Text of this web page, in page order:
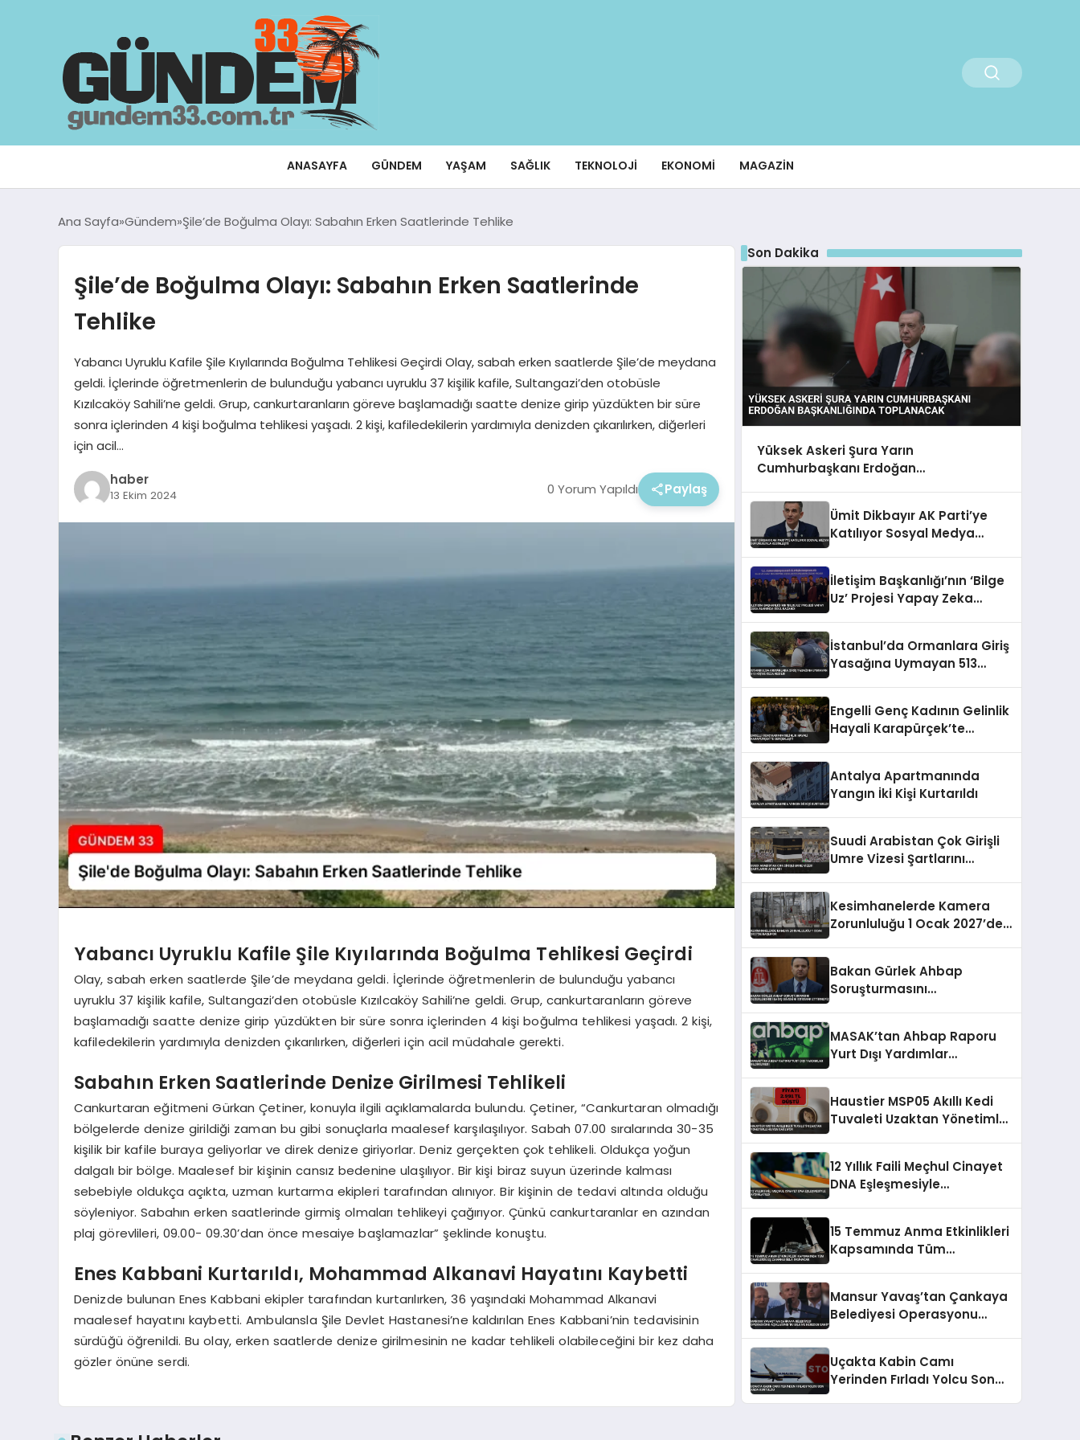
ANASAYFA GÜNDEM YAŞAM SAĞLIK TEKNOLOJI EKONOMI MAGAZIN
Ana Sayfa Gündem Şile’de Boğulma Olayı: Sabahın Erken Saatlerinde Tehlike
Şile’de Boğulma Olayı: Sabahın Erken Saatlerinde
Tehlike
Yabancı Uyruklu Kafile Şile Kıyılarında Boğulma Tehlikesi Geçirdi Olay, sabah erken saatlerde Şile’de meydana
geldi. İçlerinde öğretmenlerin de bulunduğu yabancı uyruklu 37 kişilik kafile, Sultangazi’den otobüsle
Kızılcaköy Sahili’ne geldi. Grup, cankurtaranların göreve başlamadığı saatte denize girip yüzdükten bir süre
sonra içlerinden 4 kişi boğulma tehlikesi yaşadı. 2 kişi, kafiledekilerin yardımıyla denizden çıkarılırken, diğerleri
için acil…
haber
13 Ekim 2024 0 Yorum Yapıldı Paylaş
Yabancı Uyruklu Kafile Şile Kıyılarında Boğulma Tehlikesi Geçirdi
Olay, sabah erken saatlerde Şile’de meydana geldi. İçlerinde öğretmenlerin de bulunduğu yabancı
uyruklu 37 kişilik kafile, Sultangazi’den otobüsle Kızılcaköy Sahili’ne geldi. Grup, cankurtaranların göreve
başlamadığı saatte denize girip yüzdükten bir süre sonra içlerinden 4 kişi boğulma tehlikesi yaşadı. 2 kişi,
kafiledekilerin yardımıyla denizden çıkarılırken, diğerleri için acil müdahale gerekti.
Sabahın Erken Saatlerinde Denize Girilmesi Tehlikeli
Cankurtaran eğitmeni Gürkan Çetiner, konuyla ilgili açıklamalarda bulundu. Çetiner, “Cankurtaran olmadığı
bölgelerde denize girildiği zaman bu gibi sonuçlarla maalesef karşılaşılıyor. Sabah 07.00 sıralarında 30-35
kişilik bir kafile buraya geliyorlar ve direk denize giriyorlar. Deniz gerçekten çok tehlikeli. Oldukça yoğun
dalgalı bir bölge. Maalesef bir kişinin cansız bedenine ulaşılıyor. Bir kişi biraz suyun üzerinde kalması
sebebiyle oldukça açıkta, uzman kurtarma ekipleri tarafından alınıyor. Bir kişinin de tedavi altında olduğu
söyleniyor. Sabahın erken saatlerinde girmiş olmaları tehlikeyi çağırıyor. Çünkü cankurtaranlar en azından
plaj görevlileri, 09.00- 09.30’dan önce mesaiye başlamazlar” şeklinde konuştu.
Enes Kabbani Kurtarıldı, Mohammad Alkanavi Hayatını Kaybetti
Denizde bulunan Enes Kabbani ekipler tarafından kurtarılırken, 36 yaşındaki Mohammad Alkanavi
maalesef hayatını kaybetti. Ambulansla Şile Devlet Hastanesi’ne kaldırılan Enes Kabbani’nin tedavisinin
sürdüğü öğrenildi. Bu olay, erken saatlerde denize girilmesinin ne kadar tehlikeli olabileceğini bir kez daha
gözler önüne serdi.
Son Dakika
Yüksek Askeri Şura Yarın
Cumhurbaşkanı Erdoğan
Ümit Dikbayır AK Parti’ye
Katılıyor Sosyal Medya
İletişim Başkanlığı’nın ‘Bilge
Uz’ Projesi Yapay Zeka
İstanbul’da Ormanlara Giriş
Yasağına Uymayan 513
Engelli Genç Kadının Gelinlik
Hayali Karapürçek’te
Antalya Apartmanında
Yangın İki Kişi Kurtarıldı
Suudi Arabistan Çok Girişli
Umre Vizesi Şartlarını
Kesimhanelerde Kamera
Zorunluluğu 1 Ocak 2027’de
Bakan Gürlek Ahbap
Soruşturmasını
MASAK’tan Ahbap Raporu
Yurt Dışı Yardımlar
Haustier MSP05 Akıllı Kedi
Tuvaleti Uzaktan Yönetimle
12 Yıllık Faili Meçhul Cinayet
DNA Eşleşmesiyle
15 Temmuz Anma Etkinlikleri
Kapsamında Tüm
Mansur Yavaş’tan Çankaya
Belediyesi Operasyonu
Uçakta Kabin Camı
Yerinden Fırladı Yolcu Son